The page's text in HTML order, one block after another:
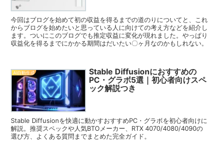
今回はブログを始めて初の収益を得るまでの道のりについてと、これ
からブログを始めたいと思っている人に向けての考え方などを紹介し
ます。ついにこのブログでも推定収益に変化が現れました。やっぱり
収益化を得るまでにかかる期間はだいたい〇ヶ月なのかもしれない。
AI自動生成
Stable Diffusionにおすすめの
PC・グラボ5選｜初心者向けスペ
ック解説つき
Stable Diffusionを快適に動かすおすすめPC・グラボを初心者向けに
解説。推奨スペックや人気BTOメーカー、RTX 4070/4080/4090の
選び方、よくある質問までまとめた完全ガイド。